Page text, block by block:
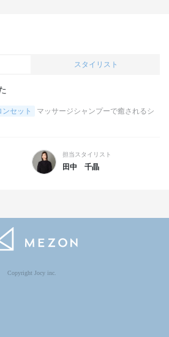
スタイリスト
セット
マッサージシャンプーで癒されるシ
担当スタイリスト
田中 千晶
Copyright Jocy inc.